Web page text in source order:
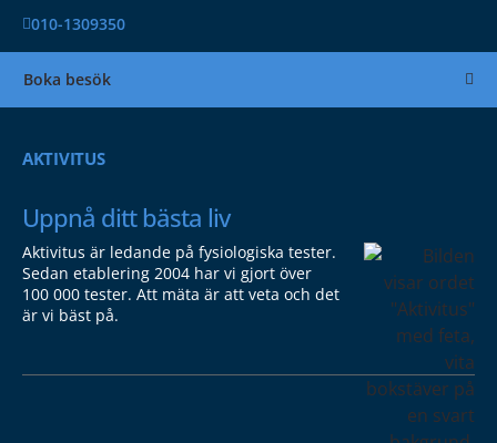
010-1309350
Boka besök
AKTIVITUS
Uppnå ditt bästa liv
Aktivitus är ledande på fysiologiska tester.
Sedan etablering 2004 har vi gjort över
100 000 tester. Att mäta är att veta och det
är vi bäst på.